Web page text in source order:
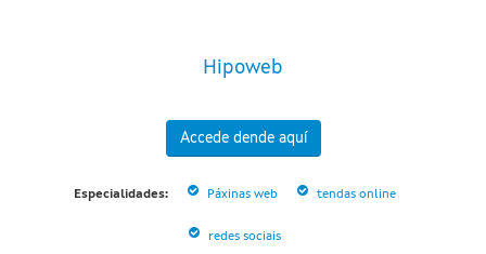
Hipoweb
Accede dende aquí
Especialidades: Páxinas web tendas online
redes sociais